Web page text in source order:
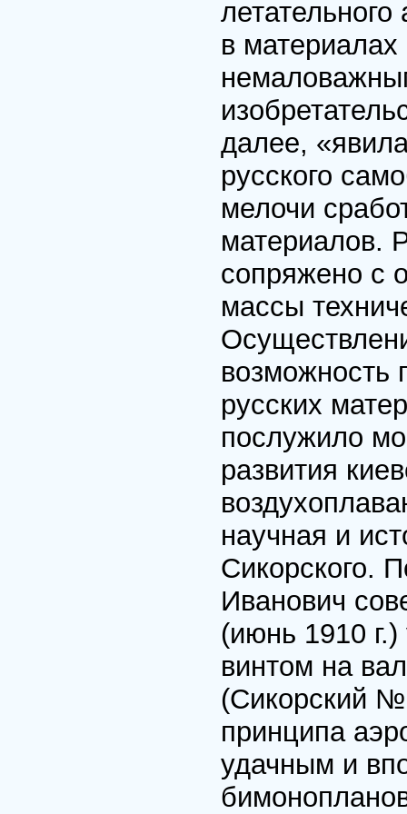
в
далее,
русского
мелочи
материалов.
сопряжено с
массы
возможность
русских
послужило
развития
научная и
Сикорского.
Иванович
(июнь 1910
винтом на
(Сикорский №
принципа
удачным и